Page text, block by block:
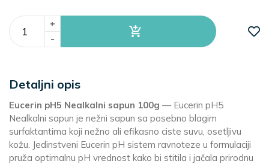
+
-
Detaljni opis
Eucerin pH5 Nealkalni sapun 100g — Eucerin pH5
Nealkalni sapun je nežni sapun sa posebno blagim
surfaktantima koji nežno ali efikasno ciste suvu, osetljivu
kožu. Jedinstveni Eucerin pH sistem ravnoteze u formulaciji
pruža optimalnu pH vrednost kako bi stitila i jačala prirodnu